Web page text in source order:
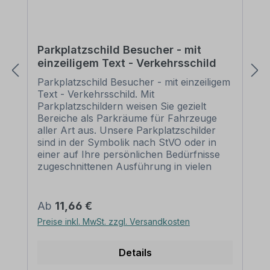
Parkplatzschild Besucher - mit
einzeiligem Text - Verkehrsschild
Parkplatzschild Besucher - mit einzeiligem
Text - Verkehrsschild. Mit
Parkplatzschildern weisen Sie gezielt
Bereiche als Parkräume für Fahrzeuge
aller Art aus. Unsere Parkplatzschilder
sind in der Symbolik nach StVO oder in
einer auf Ihre persönlichen Bedürfnisse
zugeschnittenen Ausführung in vielen
Parkräumen oder Parkhäusern der
Städte, Gemeinden und Unternehmen
erhältlich. Der Vorteil dieser
zusätzlichen Textinhaltes ein Zusatzschild
Regulärer Preis:
Ab 11,66 €
Preise inkl. MwSt. zzgl. Versandkosten
Details